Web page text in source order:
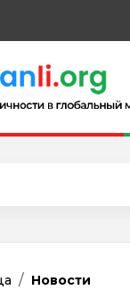
Новости